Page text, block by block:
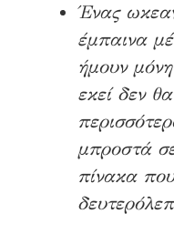
Ένας
έμπαινα
ήμουν
εκεί δεν
μπροστά
πίνακα